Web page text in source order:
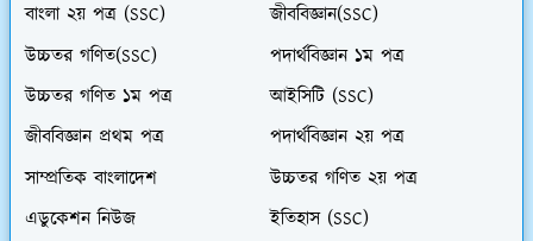
বাংলা ২য় পত্র (SSC)
জীববিজ্ঞান(SSC)
উচ্চতর গণিত(SSC)
পদার্থবিজ্ঞান ১ম পত্র
উচ্চতর গণিত ১ম পত্র
আইসিটি (SSC)
জীববিজ্ঞান প্রথম পত্র
পদার্থবিজ্ঞান ২য় পত্র
সাম্প্রতিক বাংলাদেশ
উচ্চতর গণিত ২য় পত্র
এডুকেশন নিউজ
ইতিহাস (SSC)